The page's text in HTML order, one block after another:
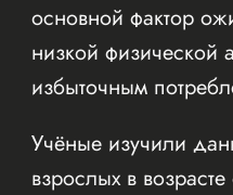
основной фактор
низкой физической
избыточным
Учёные изучили
взрослых в